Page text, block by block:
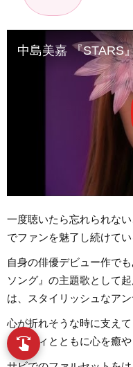
中島美嘉 『STARS
一度聴いたら忘れられな
でファンを魅了し続けて
自身の俳優デビュー作で
ソング』の主題歌として
は、スタイリッシュなア
心が折れそうな時に支え
メロディとともに心を癒
swipe 指先で音楽をブラウズ